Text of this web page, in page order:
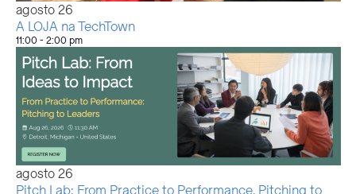
agosto 26
A LOJA na TechTown
11:00- 2:00 pm
agosto 26
Pitch Lab: From Practice to Performance, Pitching to